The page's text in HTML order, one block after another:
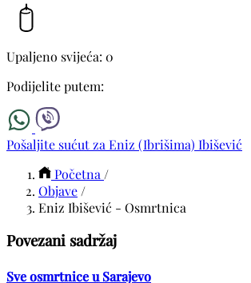
Upaljeno svijeća: 0
Podijelite putem:
Pošaljite sućut za Eniz (Ibrišima) Ibišević
Početna /
Objave /
Eniz Ibišević - Osmrtnica
Povezani sadržaj
Sve osmrtnice u Sarajevo